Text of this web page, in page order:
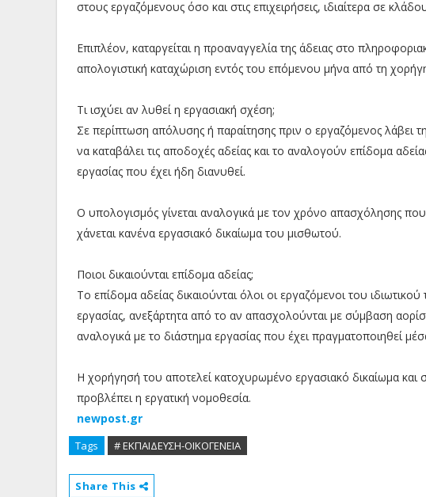
στους εργαζόμενους όσο και στις επιχειρήσεις, ιδιαίτερα σε
Επιπλέον, καταργείται η προαναγγελία της άδειας στο
απολογιστική καταχώριση εντός του επόμενου μήνα από τη
Τι ισχύει αν λυθεί η εργασιακή σχέση;
Σε περίπτωση απόλυσης ή παραίτησης πριν ο εργαζόμενος λάβει
να καταβάλει τις αποδοχές αδείας και το αναλογούν επίδομα
εργασίας που έχει ήδη διανυθεί.
Ο υπολογισμός γίνεται αναλογικά με τον χρόνο απασχόλησης
χάνεται κανένα εργασιακό δικαίωμα του μισθωτού.
Ποιοι δικαιούνται επίδομα αδείας;
Το επίδομα αδείας δικαιούνται όλοι οι εργαζόμενοι του
εργασίας, ανεξάρτητα από το αν απασχολούνται με σύμβαση
αναλογικά με το διάστημα εργασίας που έχει πραγματοποιηθεί
Η χορήγησή του αποτελεί κατοχυρωμένο εργασιακό δικαίωμα και
προβλέπει η εργατική νομοθεσία.
newpost.gr
Tags # ΕΚΠΑΙΔΕΥΣΗ-ΟΙΚΟΓΕΝΕΙΑ
Share This